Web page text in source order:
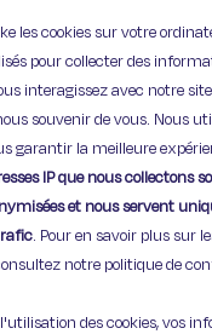
les cookies sur votre
pour collecter des
interagissez avec notre
souvenir de vous. Nous
garantir la meilleure
IP que nous collectons
et nous servent
. Pour en savoir plus sur
notre politique de
des cookies, vos
CSA dans un but
mais la